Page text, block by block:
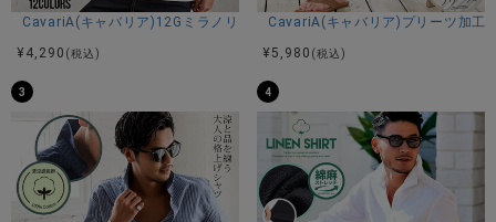
CavariA(キャバリア)12Gミラノリブクルーネックドルマンハーフスリー
¥ 4,290 (税込)
CavariA(キャバリア)プリーツ加工
¥ 5,980 (税込)
3 4